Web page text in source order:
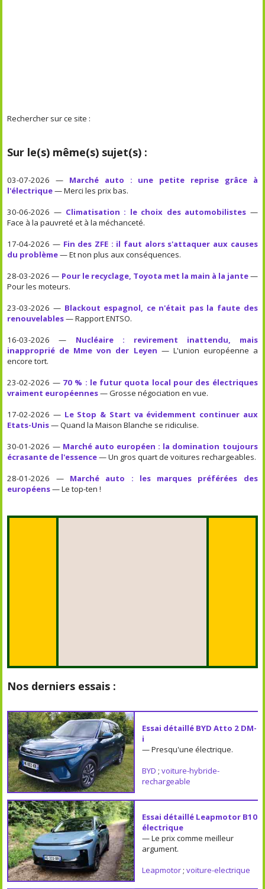
Rechercher sur ce site :
Sur le(s) même(s) sujet(s) :
03-07-2026 — Marché auto : une petite reprise grâce à
l'électrique— Merci les prix bas.
30-06-2026 — Climatisation : le choix des automobilistes —
Face à la pauvreté et à la méchanceté.
17-04-2026 — Fin des ZFE : il faut alors s'attaquer aux causes
du problème— Et non plus aux conséquences.
28-03-2026 — Pour le recyclage, Toyota met la main à la jante—
Pour les moteurs.
23-03-2026 — Blackout espagnol, ce n'était pas la faute des
renouvelables— Rapport ENTSO.
16-03-2026 — Nucléaire : revirement inattendu, mais
inapproprié de Mme von der Leyen — L'union européenne a
encore tort.
23-02-2026 — 70 % : le futur quota local pour des électriques
vraiment européennes— Grosse négociation en vue.
17-02-2026 — Le Stop & Start va évidemment continuer aux
Etats-Unis— Quand la Maison Blanche se ridiculise.
30-01-2026 — Marché auto européen : la domination toujours
écrasante de l'essence— Un gros quart de voitures rechargeables.
28-01-2026 — Marché auto : les marques préférées des
européens— Le top-ten !
Nos derniers essais :
Essai détaillé BYD Atto 2 DM-
i
— Presqu'une électrique.
BYD ; voiture-hybride-
rechargeable
Essai détaillé Leapmotor B10
électrique
— Le prix comme meilleur
argument.
Leapmotor; voiture-electrique